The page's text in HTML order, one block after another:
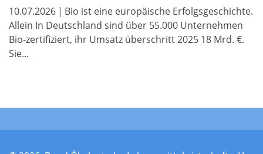
10.07.2026 | Bio ist eine europäische Erfolgsgeschichte.
Allein In Deutschland sind über 55.000 Unternehmen
Bio-zertifiziert, ihr Umsatz überschritt 2025 18 Mrd. €.
Sie…